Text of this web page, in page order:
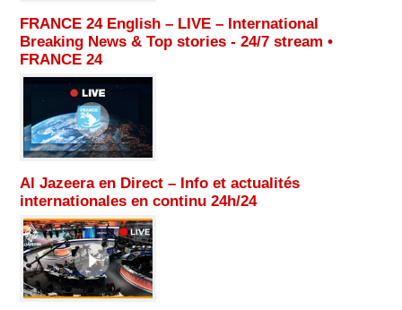
FRANCE 24 English – LIVE – International
Breaking News & Top stories - 24/7 stream •
FRANCE 24
Al Jazeera en Direct – Info et actualités
internationales en continu 24h/24